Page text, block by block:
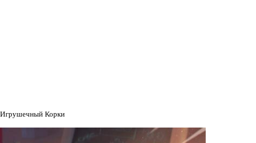
Игрушечный Корки